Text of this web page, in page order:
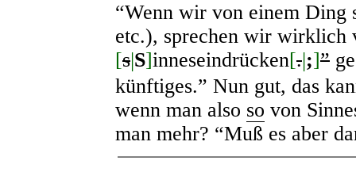
“Wenn wir von einem Ding
etc.), sprechen wir wirklich
[s|S]inneseindrücken[.|;]”
künftiges.” Nun gut, das
wenn man also so von
man mehr? “Muß es aber